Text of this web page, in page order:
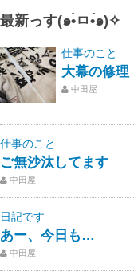
最新っす(๑•̀ㅁ•́๑)✧
仕事のこと
大幕の修理
中田屋
仕事のこと
ご無沙汰してます
中田屋
日記です
あー、今日も…
中田屋